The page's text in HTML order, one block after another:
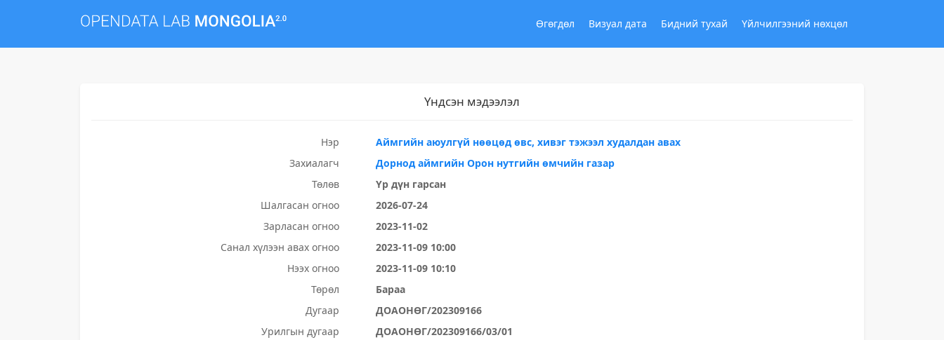
Өгөгдөл Визуал дата Бидний тухай Үйлчилгээний нөхцөл
Үндсэн мэдээлэл
Нэр
Аймгийн аюулгүй нөөцөд өвс, хивэг тэжээл худалдан авах
Захиалагч
Дорнод аймгийн Орон нутгийн өмчийн газар
Төлөв
Үр дүн гарсан
Шалгасан огноо
2026-07-24
Зарласан огноо
2023-11-02
Санал хүлээн авах огноо
2023-11-09 10:00
Нээх огноо
2023-11-09 10:10
Төрөл
Бараа
Дугаар
ДОАОНӨГ/202309166
Урилгын дугаар
ДОАОНӨГ/202309166/03/01